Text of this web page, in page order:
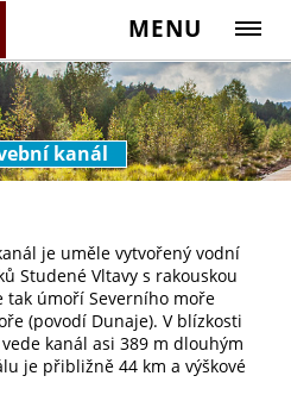
MENU
kanál
je uměle vytvořený vodní
Studené Vltavy s rakouskou
tak úmoří Severního moře
(povodí Dunaje). V blízkosti
kanál asi 389 m dlouhým
je přibližně 44 km a výškové